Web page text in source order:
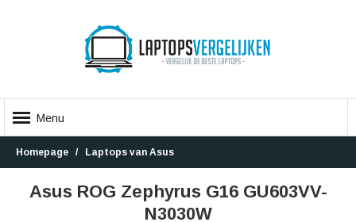
Menu
Homepage Laptops van Asus
Asus ROG Zephyrus G16 GU603VV-
N3030W